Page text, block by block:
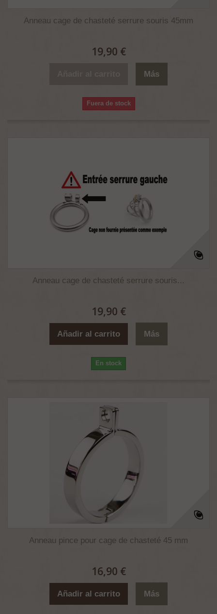
Anneau cage de chasteté serrure souris 45mm
19,90 €
Más
Fuera de stock
Anneau cage de chasteté serrure souris...
19,90 €
Añadir al carrito Más
En stock
Anneau pince pour cage de chasteté 45 mm
16,90 €
Añadir al carrito Más